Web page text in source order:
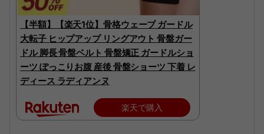
【半額】【楽天1位】骨格ウェーブ ガードル
大転子 ヒップアップ リングアウト 骨盤ガー
ドル 脚長 骨盤ベルト 骨盤矯正 ガードルショ
ーツ ぽっこりお腹 産後 骨盤ショーツ 下着 レ
ディース ラディアンヌ
楽天で購入